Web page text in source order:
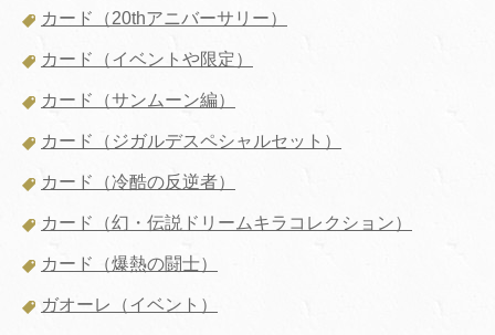
カード（20thアニバーサリー）
カード（イベントや限定）
カード（サンムーン編）
カード（ジガルデスペシャルセット）
カード（冷酷の反逆者）
カード（幻・伝説ドリームキラコレクション）
カード（爆熱の闘士）
ガオーレ（イベント）